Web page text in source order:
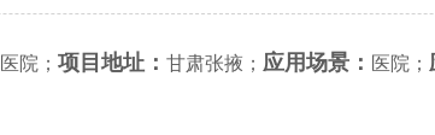
院；项目地址：甘肃张掖； 应用场景： 医院；